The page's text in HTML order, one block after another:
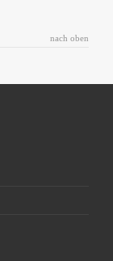
nach oben